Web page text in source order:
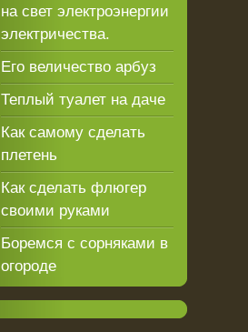
на свет электроэнергии
электричества.
Его величество арбуз
Теплый туалет на даче
Как самому сделать
плетень
Как сделать флюгер
своими руками
Боремся с сорняками в
огороде